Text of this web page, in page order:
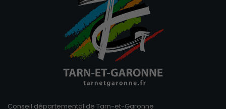
Conseil départemental de Tarn-et-Garonne